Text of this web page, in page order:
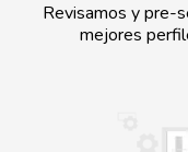
Revisamos y pre-
mejores